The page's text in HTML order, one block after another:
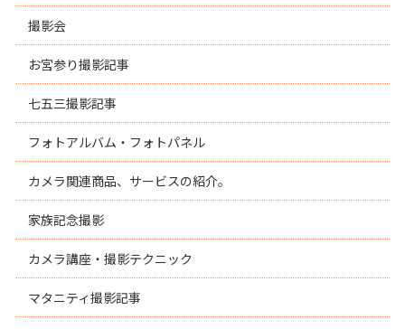
撮影会
お宮参り撮影記事
七五三撮影記事
フォトアルバム・フォトパネル
カメラ関連商品、サービスの紹介。
家族記念撮影
カメラ講座・撮影テクニック
マタニティ撮影記事